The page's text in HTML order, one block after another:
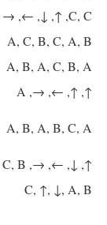
C, C, ↑, ↓, ←, →
A, C, B, C, A, B
A, B, A, C, B, A
↑, ↑, ←, →, A
A, B, A, B, C, A
↑, ↓, ←, →, C, B
C, ↑, ↓, A, B